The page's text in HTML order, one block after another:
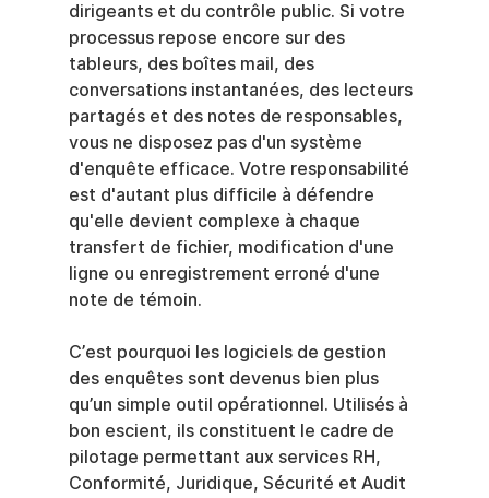
dirigeants et du contrôle public. Si votre
processus repose encore sur des
tableurs, des boîtes mail, des
conversations instantanées, des lecteurs
partagés et des notes de responsables,
vous ne disposez pas d'un système
d'enquête efficace. Votre responsabilité
est d'autant plus difficile à défendre
qu'elle devient complexe à chaque
transfert de fichier, modification d'une
ligne ou enregistrement erroné d'une
note de témoin.
C’est pourquoi les logiciels de gestion
des enquêtes sont devenus bien plus
qu’un simple outil opérationnel. Utilisés à
bon escient, ils constituent le cadre de
pilotage permettant aux services RH,
Conformité, Juridique, Sécurité et Audit